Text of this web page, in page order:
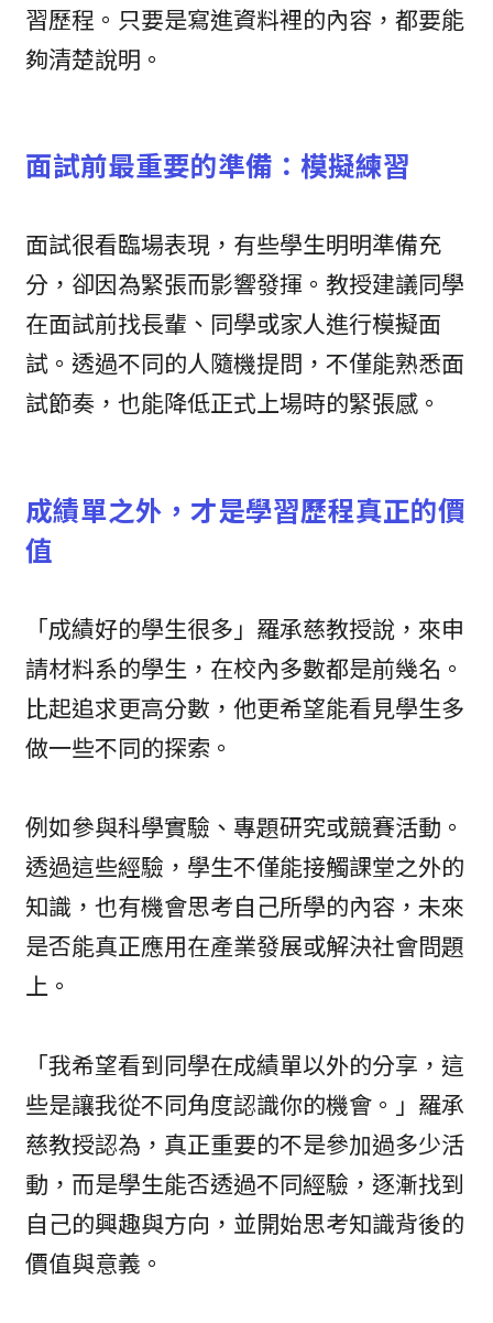
習歷程。只要是寫進資料裡的內容，都要能
夠清楚說明。
面試前最重要的準備：模擬練習
面試很看臨場表現，有些學生明明準備充
分，卻因為緊張而影響發揮。教授建議同學
在面試前找長輩、同學或家人進行模擬面
試。透過不同的人隨機提問，不僅能熟悉面
試節奏，也能降低正式上場時的緊張感。
成績單之外，才是學習歷程真正的價
值
「成績好的學生很多」羅承慈教授說，來申
請材料系的學生，在校內多數都是前幾名。
比起追求更高分數，他更希望能看見學生多
做一些不同的探索。
例如參與科學實驗、專題研究或競賽活動。
透過這些經驗，學生不僅能接觸課堂之外的
知識，也有機會思考自己所學的內容，未來
是否能真正應用在產業發展或解決社會問題
上。
「我希望看到同學在成績單以外的分享，這
些是讓我從不同角度認識你的機會。」羅承
慈教授認為，真正重要的不是參加過多少活
動，而是學生能否透過不同經驗，逐漸找到
自己的興趣與方向，並開始思考知識背後的
價值與意義。